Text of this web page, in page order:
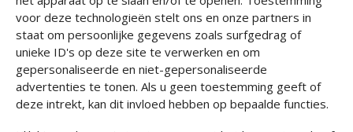
voor deze technologieën stelt ons en onze partners in
staat om persoonlijke gegevens zoals surfgedrag of
unieke ID's op deze site te verwerken en om
gepersonaliseerde en niet-gepersonaliseerde
advertenties te tonen. Als u geen toestemming geeft of
deze intrekt, kan dit invloed hebben op bepaalde functies.
Over dit product
Materiaal & Onderhoud
Maat & Pasvorm
Verzending & Retour